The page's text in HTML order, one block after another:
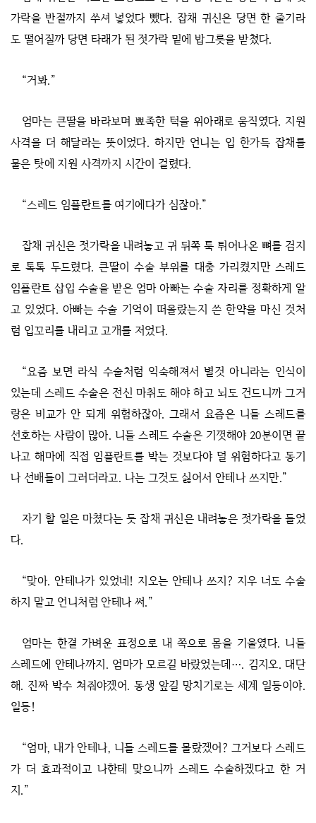
가락을 반절까지 쑤셔 넣었다 뺐다. 잡채 귀신은 당면 한 줄기라
도 떨어질까 당면 타래가 된 젓가락 밑에 밥그릇을 받쳤다.
“거봐.”
엄마는 큰딸을 바라보며 뾰족한 턱을 위아래로 움직였다. 지원
사격을 더 해달라는 뜻이었다. 하지만 언니는 입 한가득 잡채를
물은 탓에 지원 사격까지 시간이 걸렸다.
“스레드 임플란트를 여기에다가 심잖아.”
잡채 귀신은 젓가락을 내려놓고 귀 뒤쪽 툭 튀어나온 뼈를 검지
로 톡톡 두드렸다. 큰딸이 수술 부위를 대충 가리켰지만 스레드
임플란트 삽입 수술을 받은 엄마 아빠는 수술 자리를 정확하게 알
고 있었다. 아빠는 수술 기억이 떠올랐는지 쓴 한약을 마신 것처
럼 입꼬리를 내리고 고개를 저었다.
“요즘 보면 라식 수술처럼 익숙해져서 별것 아니라는 인식이
있는데 스레드 수술은 전신 마취도 해야 하고 뇌도 건드니까 그거
랑은 비교가 안 되게 위험하잖아. 그래서 요즘은 니들 스레드를
선호하는 사람이 많아. 니들 스레드 수술은 기껏해야 20분이면 끝
나고 해마에 직접 임플란트를 박는 것보다야 덜 위험하다고 동기
나 선배들이 그러더라고. 나는 그것도 싫어서 안테나 쓰지만.”
자기 할 일은 마쳤다는 듯 잡채 귀신은 내려놓은 젓가락을 들었
다.
“맞아. 안테나가 있었네! 지오는 안테나 쓰지? 지우 너도 수술
하지 말고 언니처럼 안테나 써.”
엄마는 한결 가벼운 표정으로 내 쪽으로 몸을 기울였다. 니들
스레드에 안테나까지. 엄마가 모르길 바랐었는데…. 김지오. 대단
해. 진짜 박수 쳐줘야겠어. 동생 앞길 망치기로는 세계 일등이야.
일등!
“엄마, 내가 안테나, 니들 스레드를 몰랐겠어? 그거보다 스레드
가 더 효과적이고 나한테 맞으니까 스레드 수술하겠다고 한 거
지.”